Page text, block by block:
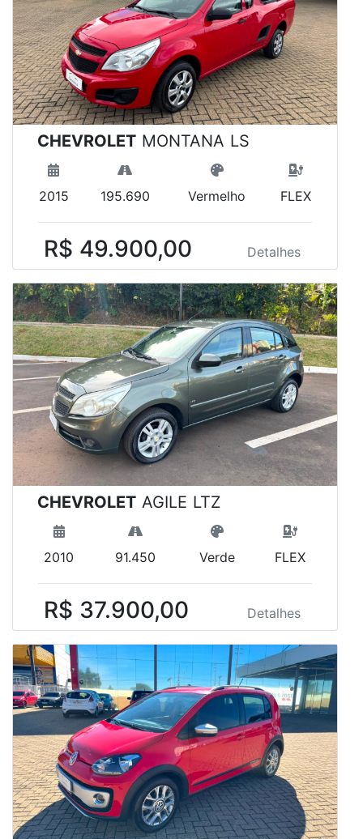
CHEVROLET MONTANA LS
2015 195.690 Vermelho FLEX
R$ 49.900,00 Detalhes
CHEVROLET AGILE LTZ
2010 91.450 Verde FLEX
R$ 37.900,00 Detalhes